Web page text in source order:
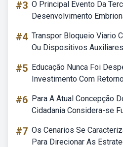
#3 O Principal Evento Da
Desenvolvimento
#4 Transpor Bloqueio Viario
Ou Dispositivos Auxiliares
#5 Educação Nunca Foi
Investimento Com
#6 Para A Atual Concepção
Cidadania Considera-se
#7 Os Cenarios Se
Para Direcionar As